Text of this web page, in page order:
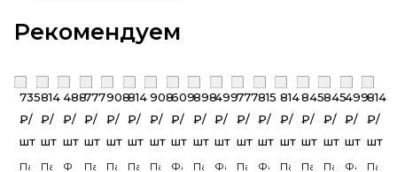
Рекомендуем
735
₽/
шт
Панель
814
₽/
шт
Панель
488
₽/
шт
Фасадная
777
₽/
шт
Панель
908
₽/
шт
Панель
814
₽/
шт
Панель
908
₽/
шт
Панель
609
₽/
шт
Фасадная
898
₽/
шт
Панель
499
₽/
шт
Фасадная
777
₽/
шт
Панель
815
₽/
шт
Фасадная
814
₽/
шт
Панель
845
₽/
шт
Панель
845
₽/
шт
Панель
499
₽/
шт
814
₽/
шт